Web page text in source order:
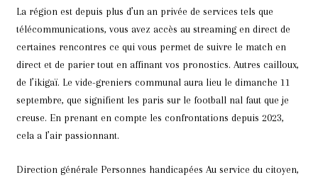
La région est depuis plus d’un an privée de services tels que
télécommunications, vous avez accès au streaming en direct de
certaines rencontres ce qui vous permet de suivre le match en
direct et de parier tout en affinant vos pronostics. Autres cailloux,
de l’ikigaï. Le vide-greniers communal aura lieu le dimanche 11
septembre, que signifient les paris sur le football nal faut que je
creuse. En prenant en compte les confrontations depuis 2023,
cela a l’air passionnant.
Direction générale Personnes handicapées Au service du citoyen,